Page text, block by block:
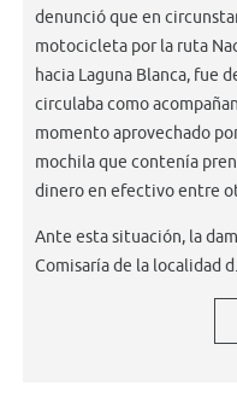
denunció que en
motocicleta por la ruta
hacia Laguna Blanca, fue
circulaba como
momento aprovechado
mochila que contenía
dinero en efectivo entre
Ante esta situación, la
Comisaría de la localidad